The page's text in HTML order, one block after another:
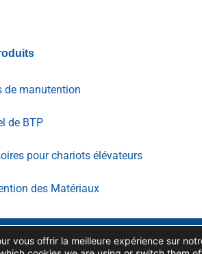
de manutention
de BTP
pour chariots élévateurs
des Matériaux
GESTION DES DONNÉES
PERSONNELLES
vous offrir la meilleure expérience sur